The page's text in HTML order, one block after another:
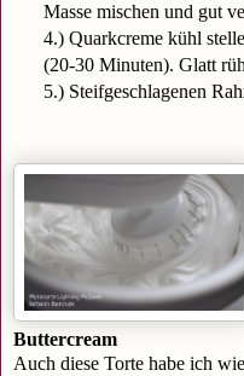
Masse mischen und gut
4.) Quarkcreme kühl
(20-30 Minuten). Glatt
5.) Steifgeschlagenen
Buttercream
Auch diese Torte habe ich